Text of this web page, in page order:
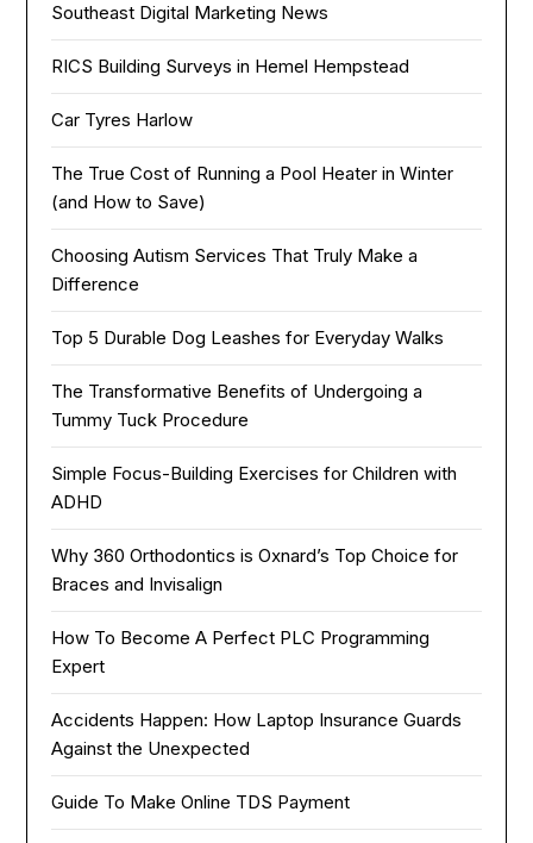
Southeast Digital Marketing News
RICS Building Surveys in Hemel Hempstead
Car Tyres Harlow
The True Cost of Running a Pool Heater in Winter
(and How to Save)
Choosing Autism Services That Truly Make a
Difference
Top 5 Durable Dog Leashes for Everyday Walks
The Transformative Benefits of Undergoing a
Tummy Tuck Procedure
Simple Focus-Building Exercises for Children with
ADHD
Why 360 Orthodontics is Oxnard’s Top Choice for
Braces and Invisalign
How To Become A Perfect PLC Programming
Expert
Accidents Happen: How Laptop Insurance Guards
Against the Unexpected
Guide To Make Online TDS Payment